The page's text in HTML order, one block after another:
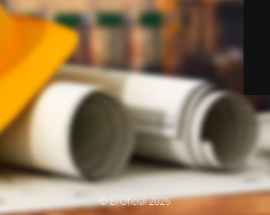
© El Oficial 2026